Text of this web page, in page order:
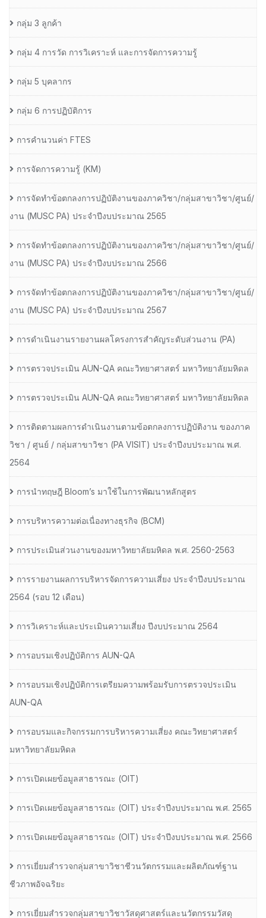
กลุ่ม 3 ลูกค้า
กลุ่ม 4 การวัด การวิเคราะห์ และการจัดการความรู้
กลุ่ม 5 บุคลากร
กลุ่ม 6 การปฏิบัติการ
การคำนวนค่า FTES
การจัดการความรู้ (KM)
การจัดทำข้อตกลงการปฏิบัติงานของภาควิชา/กลุ่มสาขาวิชา/ศูนย์/
งาน (MUSC PA) ประจำปีงบประมาณ 2565
การจัดทำข้อตกลงการปฏิบัติงานของภาควิชา/กลุ่มสาขาวิชา/ศูนย์/
งาน (MUSC PA) ประจำปีงบประมาณ 2566
การจัดทำข้อตกลงการปฏิบัติงานของภาควิชา/กลุ่มสาขาวิชา/ศูนย์/
งาน (MUSC PA) ประจำปีงบประมาณ 2567
การดำเนินงานรายงานผลโครงการสำคัญระดับส่วนงาน (PA)
การตรวจประเมิน AUN-QA คณะวิทยาศาสตร์ มหาวิทยาลัยมหิดล
การตรวจประเมิน AUN-QA คณะวิทยาศาสตร์ มหาวิทยาลัยมหิดล
การติดตามผลการดำเนินงานตามข้อตกลงการปฏิบัติงาน ของภาค
วิชา / ศูนย์ / กลุ่มสาขาวิชา (PA VISIT) ประจำปีงบประมาณ พ.ศ.​
2564
การนำทฤษฎี Bloom’s มาใช้ในการพัฒนาหลักสูตร
การบริหารความต่อเนื่องทางธุรกิจ (BCM)
การประเมินส่วนงานของมหาวิทยาลัยมหิดล พ.ศ. 2560-2563
การรายงานผลการบริหารจัดการความเสี่ยง ประจำปีงบประมาณ
2564 (รอบ 12 เดือน)
การวิเคราะห์และประเมินความเสี่ยง ปีงบประมาณ 2564
การอบรมเชิงปฏิบัติการ AUN-QA
การอบรมเชิงปฏิบัติการเตรียมความพร้อมรับการตรวจประเมิน
AUN-QA
การอบรมและกิจกรรมการบริหารความเสี่ยง คณะวิทยาศาสตร์
มหาวิทยาลัยมหิดล
การเปิดเผยข้อมูลสาธารณะ (OIT)
การเปิดเผยข้อมูลสาธารณะ (OIT) ประจำปีงบประมาณ พ.ศ. 2565
การเปิดเผยข้อมูลสาธารณะ (OIT) ประจำปีงบประมาณ พ.ศ. 2566
การเยี่ยมสำรวจกลุ่มสาขาวิชาชีวนวัตกรรมและผลิตภัณฑ์ฐาน
ชีวภาพอัจฉริยะ
การเยี่ยมสำรวจกลุ่มสาขาวิชาวัสดุศาสตร์และนวัตกรรมวัสดุ